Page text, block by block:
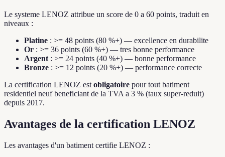
Le systeme LENOZ attribue un score de 0 a 60 points, traduit en
niveaux :
Platine : >= 48 points (80 %+) — excellence en durabilite
Or : >= 36 points (60 %+) — tres bonne performance
Argent : >= 24 points (40 %+) — bonne performance
Bronze : >= 12 points (20 %+) — performance correcte
La certification LENOZ est obligatoire pour tout batiment
residentiel neuf beneficiant de la TVA a 3 % (taux super-reduit)
depuis 2017.
Avantages de la certification LENOZ
Les avantages d'un batiment certifie LENOZ :